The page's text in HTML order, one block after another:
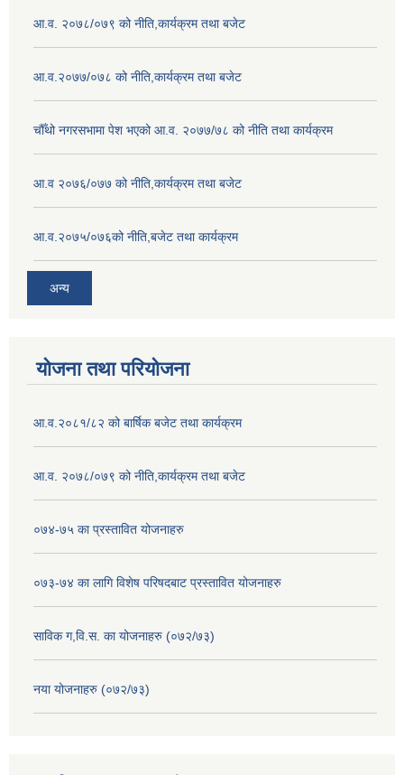
आ.व. २०७८/०७९ को नीति,कार्यक्रम तथा बजेट
आ.व.२०७७/०७८ को नीति,कार्यक्रम तथा बजेट
चौँथो नगरसभामा पेश भएको आ.व. २०७७/७८ को नीति तथा कार्यक्रम
आ.व २०७६/०७७ को नीति,कार्यक्रम तथा बजेट
आ.व.२०७५/०७६को नीति,बजेट तथा कार्यक्रम
अन्य
योजना तथा परियोजना
आ.व.२०८१/८२ को बार्षिक बजेट तथा कार्यक्रम
आ.व. २०७८/०७९ को नीति,कार्यक्रम तथा बजेट
०७४-७५ का प्रस्तावित योजनाहरु
०७३-७४ का लागि विशेष परिषदबाट प्रस्तावित योजनाहरु
साविक ग,वि.स. का योजनाहरु (०७२/७३)
नया योजनाहरु (०७२/७३)